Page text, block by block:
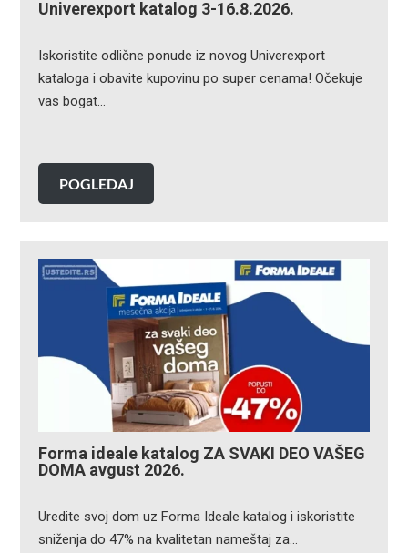
Univerexport katalog 3-16.8.2026.
Iskoristite odlične ponude iz novog Univerexport
kataloga i obavite kupovinu po super cenama! Očekuje
vas bogat…
POGLEDAJ
Forma ideale katalog ZA SVAKI DEO VAŠEG
DOMA avgust 2026.
Uredite svoj dom uz Forma Ideale katalog i iskoristite
sniženja do 47% na kvalitetan nameštaj za…